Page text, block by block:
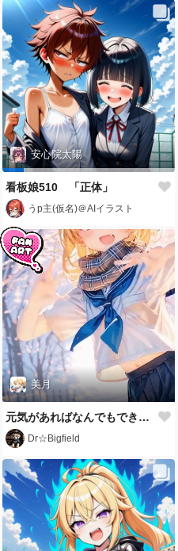
安心院太陽
看板娘510 「正体」
うp主(仮名)＠AIイラスト
美月
元気があればなんでもできる🌞✨
Dr☆Bigfield